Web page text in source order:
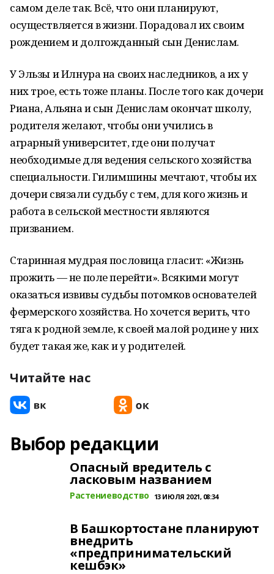
самом деле так. Всё, что они планируют,
осуществляется в жизни. Порадовал их своим
рождением и долгожданный сын Денислам.
У Эльзы и Илнура на своих наследников, а их у
них трое, есть тоже планы. После того как дочери
Риана, Альяна и сын Денислам окончат школу,
родителя желают, чтобы они учились в
аграрный университет, где они получат
необходимые для ведения сельского хозяйства
специальности. Гилимшины мечтают, чтобы их
дочери связали судьбу с тем, для кого жизнь и
работа в сельской местности являются
призванием.
Старинная мудрая пословица гласит: «Жизнь
прожить — не поле перейти». Всякими могут
оказаться извивы судьбы потомков основателей
фермерского хозяйства. Но хочется верить, что
тяга к родной земле, к своей малой родине у них
будет такая же, как и у родителей.
Читайте нас
Выбор редакции
Опасный вредитель с
ласковым названием
Растениеводство 13 ИЮЛЯ 2021, 08:34
В Башкортостане планируют
внедрить
«предпринимательский
кешбэк»